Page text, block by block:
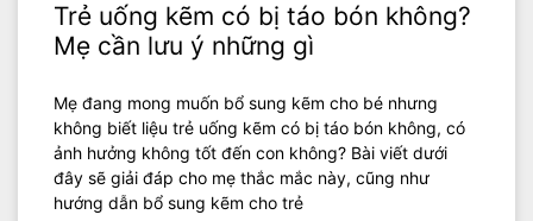
Trẻ uống kẽm có bị táo bón không?
Mẹ cần lưu ý những gì
Mẹ đang mong muốn bổ sung kẽm cho bé nhưng
không biết liệu trẻ uống kẽm có bị táo bón không, có
ảnh hưởng không tốt đến con không? Bài viết dưới
đây sẽ giải đáp cho mẹ thắc mắc này, cũng như
hướng dẫn bổ sung kẽm cho trẻ